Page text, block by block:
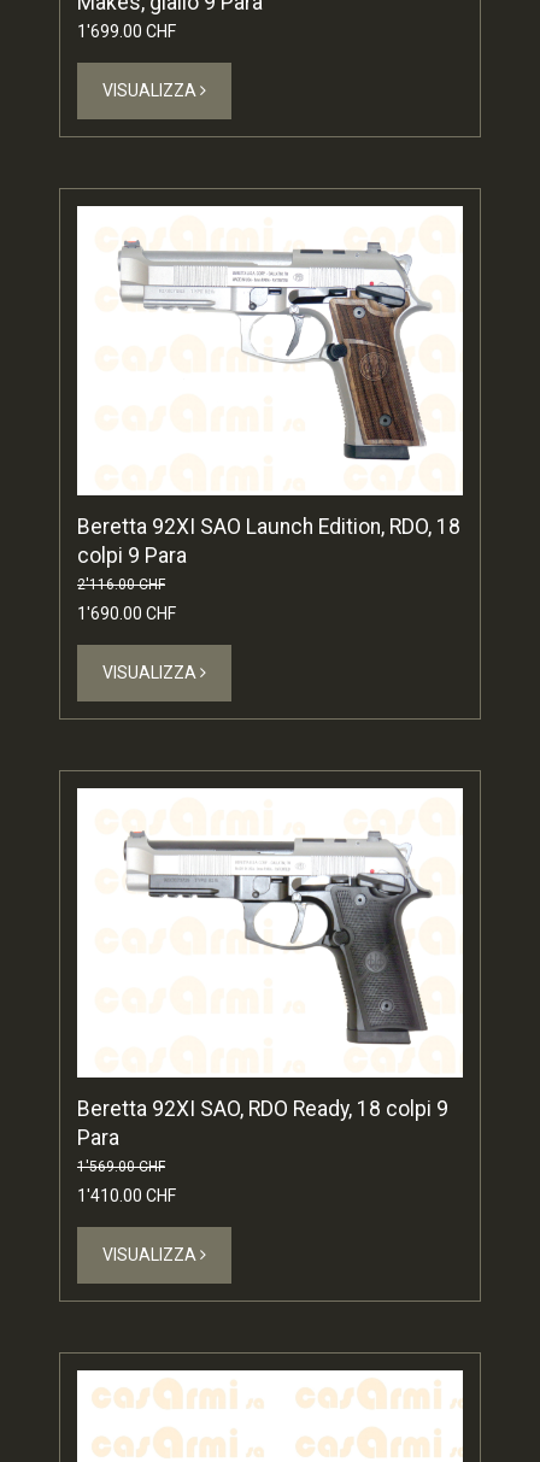
1'699.00 CHF
VISUALIZZA
Beretta 92XI SAO Launch Edition, RDO, 18
colpi 9 Para
2'116.00 CHF
1'690.00 CHF
VISUALIZZA
Beretta 92XI SAO, RDO Ready, 18 colpi 9
Para
1'569.00 CHF
1'410.00 CHF
VISUALIZZA